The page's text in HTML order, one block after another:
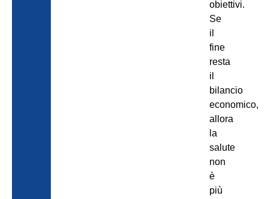
obiettivi.
Se
il
fine
resta
il
bilancio
economico,
allora
la
salute
non
è
più